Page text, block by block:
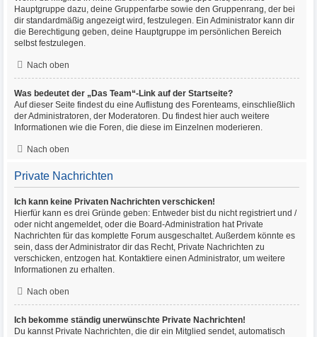
Hauptgruppe dazu, deine Gruppenfarbe sowie den Gruppenrang, der bei
dir standardmäßig angezeigt wird, festzulegen. Ein Administrator kann dir
die Berechtigung geben, deine Hauptgruppe im persönlichen Bereich
selbst festzulegen.
Nach oben
Was bedeutet der „Das Team“-Link auf der Startseite?
Auf dieser Seite findest du eine Auflistung des Forenteams, einschließlich
der Administratoren, der Moderatoren. Du findest hier auch weitere
Informationen wie die Foren, die diese im Einzelnen moderieren.
Nach oben
Private Nachrichten
Ich kann keine Privaten Nachrichten verschicken!
Hierfür kann es drei Gründe geben: Entweder bist du nicht registriert und /
oder nicht angemeldet, oder die Board-Administration hat Private
Nachrichten für das komplette Forum ausgeschaltet. Außerdem könnte es
sein, dass der Administrator dir das Recht, Private Nachrichten zu
verschicken, entzogen hat. Kontaktiere einen Administrator, um weitere
Informationen zu erhalten.
Nach oben
Ich bekomme ständig unerwünschte Private Nachrichten!
Du kannst Private Nachrichten, die dir ein Mitglied sendet, automatisch